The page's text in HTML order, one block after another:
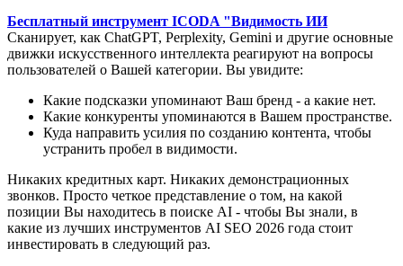
Бесплатный инструмент ICODA "Видимость ИИ
Сканирует, как ChatGPT, Perplexity, Gemini и другие основные
движки искусственного интеллекта реагируют на вопросы
пользователей о Вашей категории. Вы увидите:
Какие подсказки упоминают Ваш бренд - а какие нет.
Какие конкуренты упоминаются в Вашем пространстве.
Куда направить усилия по созданию контента, чтобы
устранить пробел в видимости.
Никаких кредитных карт. Никаких демонстрационных
звонков. Просто четкое представление о том, на какой
позиции Вы находитесь в поиске AI - чтобы Вы знали, в
какие из лучших инструментов AI SEO 2026 года стоит
инвестировать в следующий раз.